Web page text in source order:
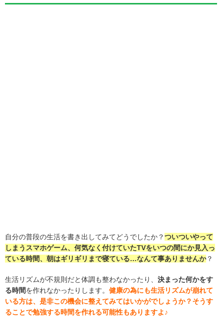
自分の普段の生活を書き出してみてどうでしたか？ついついやって
しまうスマホゲーム、何気なく付けていたTVをいつの間にか見入っ
ている時間、朝はギリギリまで寝ている…なんて事ありませんか？
生活リズムが不規則だと体調も整わなかったり、 決まった何かをす
る時間を作れなかったりします。 健康の為にも生活リズムが崩れて
いる方は、是非この機会に整えてみてはいかがでしょうか？そうす
ることで勉強する時間を作れる可能性もありますよ♪